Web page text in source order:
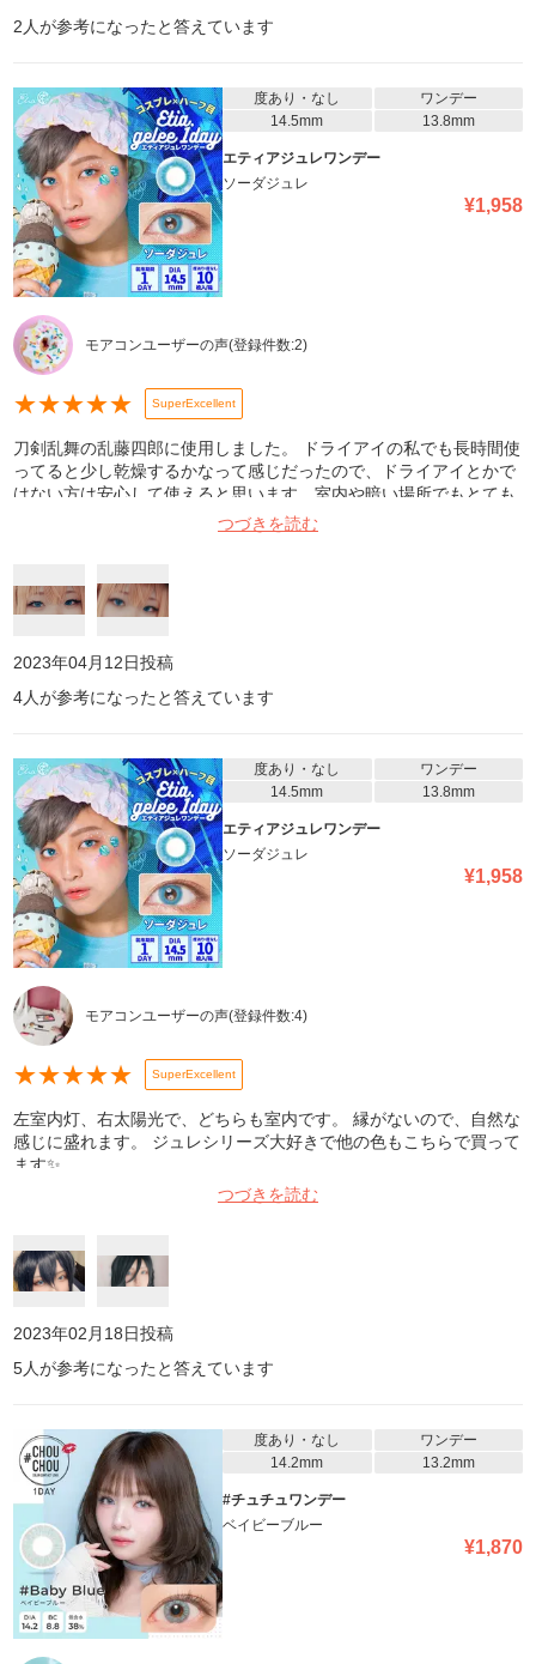
2 人が参考になったと答えています
度あり・なし
ワンデー
14.5mm
13.8mm
エティアジュレワンデー
ソーダジュレ
¥1,958
モアコンユーザーの声(登録件数:2)
★★★★★ SuperExcellent
刀剣乱舞の乱藤四郎に使用しました。 ドライアイの私でも長時間使
ってると少し乾燥するかなって感じだったので、ドライアイとかで
はない方は安心して使えると思います。室内や暗い場所でもとても
良く発色し、自然光やライトの前だととっても綺麗な色になりま
す。画像は少し暗めな室内です。直径も大きすぎず、フチなしで男
ぎて何度もリピートしてます!
つづきを読む
2023年04月12日投稿
4人が参考になったと答えています
度あり・なし
ワンデー
14.5mm
13.8mm
エティアジュレワンデー
ソーダジュレ
¥1,958
モアコンユーザーの声(登録件数:4)
★★★★★ SuperExcellent
左室内灯、右太陽光で、どちらも室内です。 縁がないので、自然な
感じに盛れます。 ジュレシリーズ大好きで他の色もこちらで買って
ます✨
つづきを読む
2023年02月18日投稿
5人が参考になったと答えています
度あり・なし
ワンデー
14.2mm
13.2mm
#チュチュワンデー
ベイビーブルー
¥1,870